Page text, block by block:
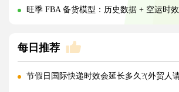
旺季 FBA 备货模型：历史数据 + 空运时效如何预测安全库存
每日推荐
节假日国际快递时效会延长多久?(外贸人